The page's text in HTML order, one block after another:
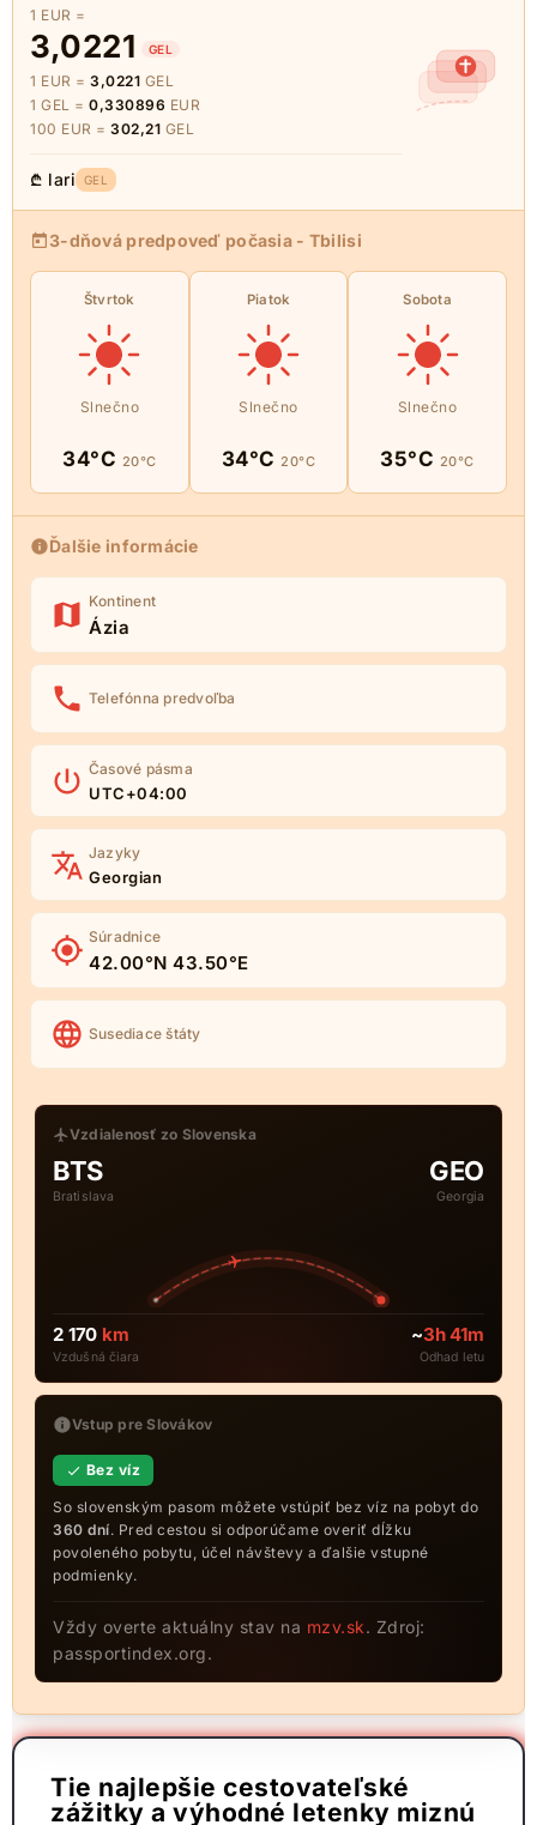
1 EUR =
3,0221 GEL
1 EUR = 3,0221 GEL
1 GEL = 0,330896 EUR
100 EUR = 302,21 GEL
₾ lari GEL
3-dňová predpoveď počasia - Tbilisi
Štvrtok
Slnečno
34°C 20°C
Piatok
Slnečno
34°C20°C
Sobota
Slnečno
35°C 20°C
Ďalšie informácie
Kontinent
Ázia
Telefónna predvoľba
Časové pásma
UTC+04:00
Jazyky
Georgian
Súradnice
42.00°N 43.50°E
Susediace štáty
Vzdialenosť zo Slovenska
BTS
Bratislava
GEO
Georgia
2 170 km
Vzdušná čiara
~3h 41m
Odhad letu
Vstup pre Slovákov
Bez víz
So slovenským pasom môžete vstúpiť bez víz na pobyt do
360 dní. Pred cestou si odporúčame overiť dĺžku
povoleného pobytu, účel návštevy a ďalšie vstupné
podmienky.
Vždy overte aktuálny stav na mzv.sk. Zdroj:
passportindex.org.
Tie najlepšie cestovateľské
zážitky a výhodné letenky miznú